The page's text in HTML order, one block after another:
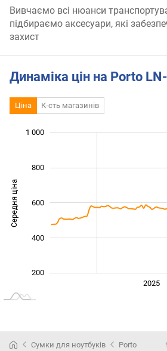
Вивчаємо всі нюанси
підбираємо аксесуари, які
захист
Динаміка цін на Porto
Ціна К-сть магазинів
Середня ціна 1 000
200
400
600
800
1 000
2025
Сумки для ноутбуків Porto